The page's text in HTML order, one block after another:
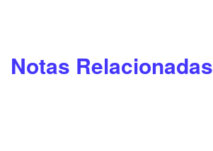
Notas Relacionadas